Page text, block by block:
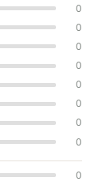
0
0
0
0
0
0
0
0
0